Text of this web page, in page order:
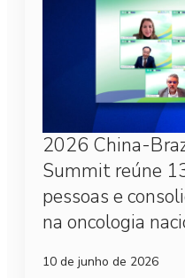
2026 China-
Summit reúne
pessoas e
na oncologia
10 de junho de 2026